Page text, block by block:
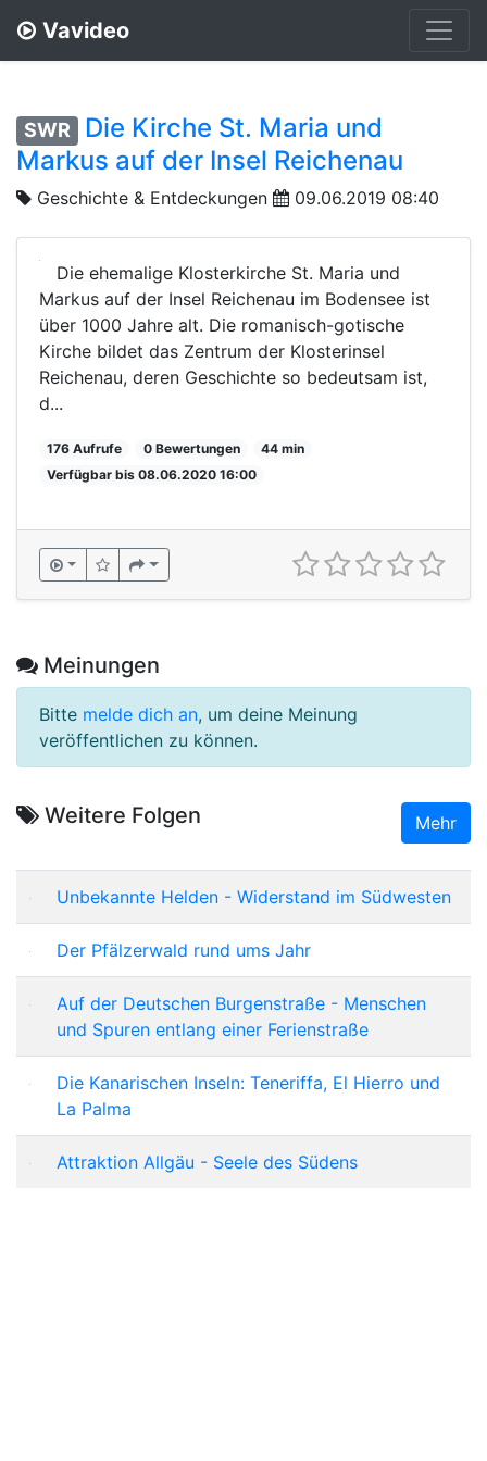
Vavideo
SWR
Die Kirche St. Maria und
Markus auf der Insel Reichenau
Geschichte & Entdeckungen 09.06.2019 08:40
Die ehemalige Klosterkirche St. Maria und
Markus auf der Insel Reichenau im Bodensee ist
über 1000 Jahre alt. Die romanisch-gotische
Kirche bildet das Zentrum der Klosterinsel
Reichenau, deren Geschichte so bedeutsam ist,
d...
176 Aufrufe 0 Bewertungen
44 min
Verfügbar bis 08.06.2020 16:00
Meinungen
Bitte melde dich an, um deine Meinung
veröffentlichen zu können.
Weitere Folgen Mehr
Unbekannte Helden - Widerstand im Südwesten
Der Pfälzerwald rund ums Jahr
Auf der Deutschen Burgenstraße - Menschen
und Spuren entlang einer Ferienstraße
Die Kanarischen Inseln: Teneriffa, El Hierro und
La Palma
Attraktion Allgäu - Seele des Südens